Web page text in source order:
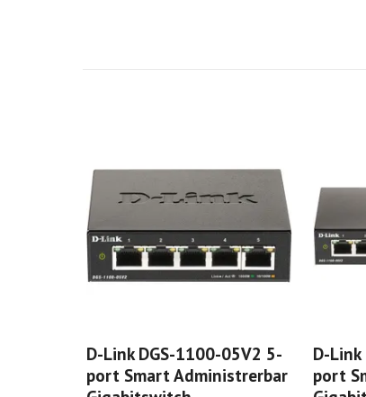
D-Link DGS-1100-05V2 5-
port Smart Administrerbar
D-
port